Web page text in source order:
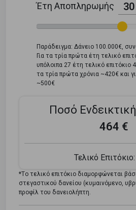
Έτη Αποπληρωμής 30
Παράδειγμα: Δάνειο 100.000€,
Για τα τρία πρώτα έτη τελικό
υπόλοιπα 27 έτη τελικό επιτόκιο
τα τρία πρώτα χρόνια ~420€ και
~500€
Ποσό
464 €
Τελικό Επιτόκιο:
*Tο τελικό επιτόκιο διαμορφώνεται
στεγαστικού δανείου (κυμαινόμενο,
προφίλ του δανειολήπτη.